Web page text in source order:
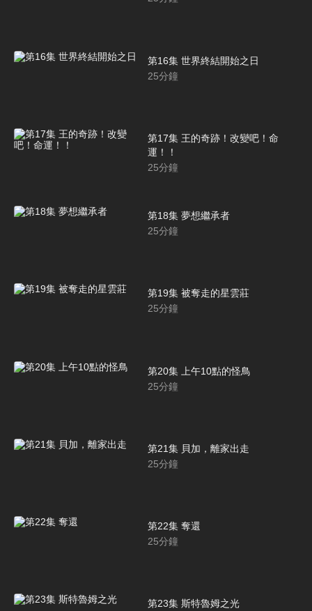
第16集 世界終結開始之日
25分鐘
第17集 王的奇跡！改變吧！命
運！！
25分鐘
第18集 夢想繼承者
25分鐘
第19集 被奪走的星雲莊
25分鐘
第20集 上午10點的怪鳥
25分鐘
第21集 貝加，離家出走
25分鐘
第22集 奪還
25分鐘
第23集 斯特魯姆之光